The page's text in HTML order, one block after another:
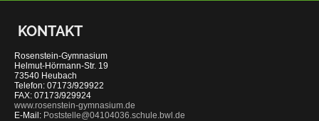
KONTAKT
Rosenstein-Gymnasium
Helmut-Hörmann-Str. 19
73540 Heubach
Telefon: 07173/929922
FAX: 07173/929924
www.rosenstein-gymnasium.de
E-Mail: Poststelle@04104036.schule.bwl.de